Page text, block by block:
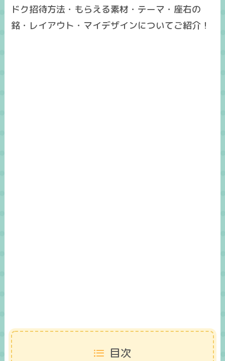
ドク招待方法・もらえる素材・テーマ・座右の
銘・レイアウト・マイデザインについてご紹介！
目次